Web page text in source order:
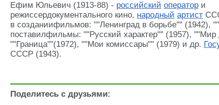
Ефим Юльевич (1913-88) - российский оператор и
режиссердокументального кино, народный артист
в созданиифильмов: ""Ленинград в борьбе"" (1942),
поставилфильмы: ""Русский характер"" (1957),
""Граница""(1972), ""Мои комиссары"" (1979) и др.
СССР (1943).
Поделитесь с друзьями: